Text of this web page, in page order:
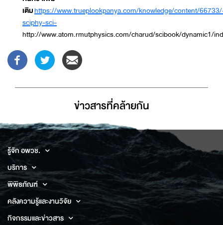
เติมhttps://www.trueplookpanya.com/knowledge/content/
sciphy-sci-
http://www.atom.rmutphysics.com/charud/scibook/dynamic1/
ข่าวสารที่่คล้ายกัน
รู้จัก อพวช.
บริการ
พิพิธภัณฑ์
คลังความรู้และงานวิจัย
กิจกรรมและข่าวสาร